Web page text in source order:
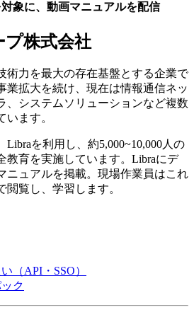
象に、動画マニュアルを配信
株式会社
術力を最大の存在基盤とする企業で
業拡大を続け、現在は情報通信ネッ
、システムソリューションなど複数
ます。
を利用し、約5,000~10,000人の
教育を実施しています。Libraにデ
ニュアルを掲載。現場作業員はこれ
閲覧し、学習します。
（API・SSO）
ク